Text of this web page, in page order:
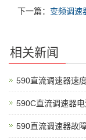
下一篇： 变频调速
相关新闻
590直流调速器速
590C直流调速器
590直流调速器故